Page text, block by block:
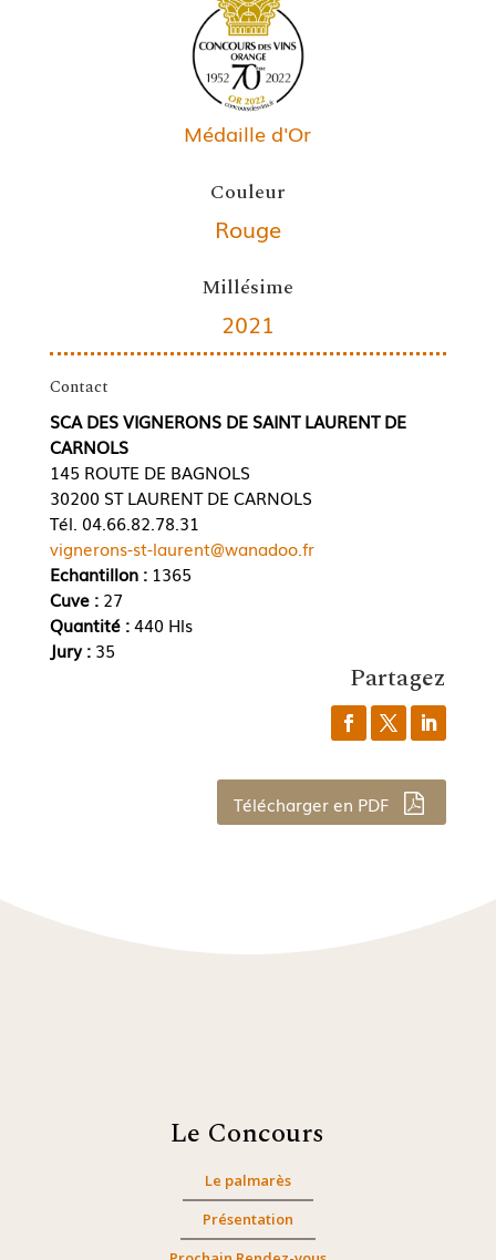
Médaille d'Or
Couleur
Rouge
Millésime
2021
Contact
SCA DES VIGNERONS DE SAINT LAURENT DE
CARNOLS
145 ROUTE DE BAGNOLS
30200 ST LAURENT DE CARNOLS
Tél. 04.66.82.78.31
vignerons-st-laurent@wanadoo.fr
Echantillon :1365
Cuve : 27
Quantité :440 Hls
Jury : 35
Partagez
Télécharger en PDF
Le Concours
Le palmarès
Présentation